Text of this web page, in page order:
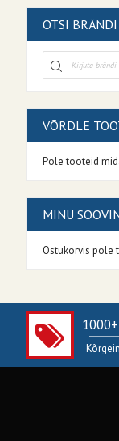
OTSI BRÄNDI
VÕRDLE
Pole tooteid
MINU
Ostukorvis pole